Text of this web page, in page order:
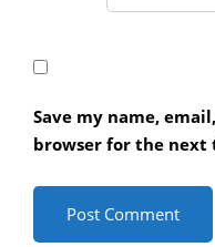
Save my name,
browser for the next